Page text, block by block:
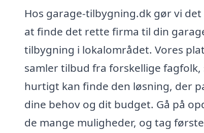
Hos garage-tilbygning.dk gør vi
at finde det rette firma til din
tilbygning i lokalområdet. Vores
samler tilbud fra forskellige fagfolk,
hurtigt kan finde den løsning, der
dine behov og dit budget. Gå på
de mange muligheder, og tag